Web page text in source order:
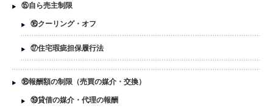
⑮自ら売主制限
⑯クーリング・オフ
⑰住宅瑕疵担保履行法
⑱報酬額の制限（売買の媒介・交換）
⑲貸借の媒介・代理の報酬